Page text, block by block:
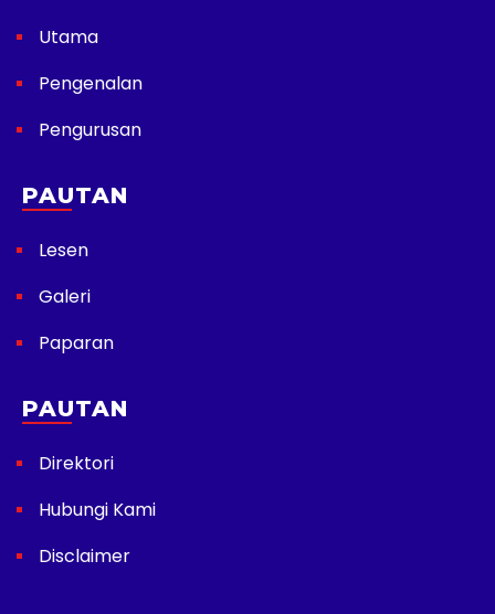
Utama
Pengenalan
Pengurusan
PAUTAN
Lesen
Galeri
Paparan
PAUTAN
Direktori
Hubungi Kami
Disclaimer